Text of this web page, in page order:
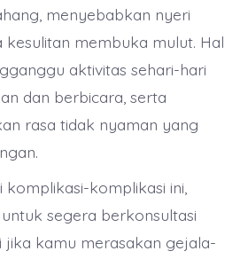
menyebabkan nyeri
kesulitan membuka mulut. Hal
aktivitas sehari-hari
dan berbicara, serta
rasa tidak nyaman yang
komplikasi-komplikasi ini,
segera berkonsultasi
jika kamu merasakan gejala-